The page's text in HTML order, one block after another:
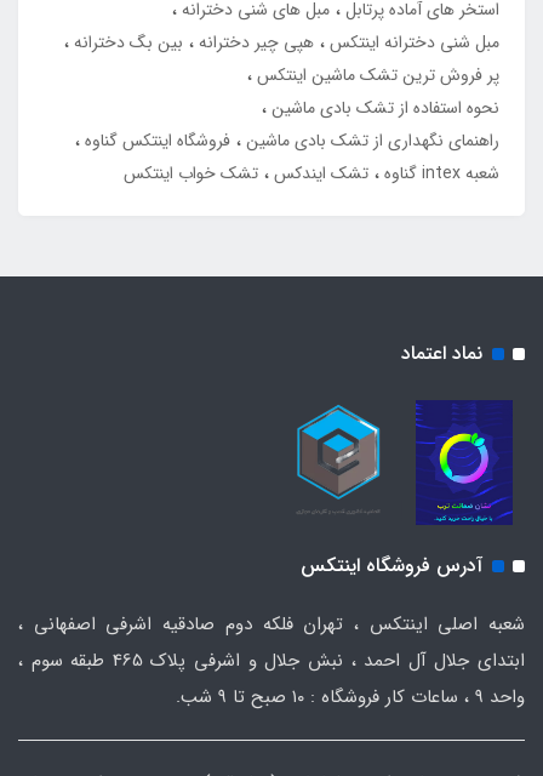
استخر های آماده پرتابل مبل های شنی دخترانه
مبل شنی دخترانه اینتکس هپی چیر دخترانه
بین بگ دخترانه
پر فروش ترین تشک ماشین اینتکس
نحوه استفاده از تشک بادی ماشین
راهنمای نگهداری از تشک بادی ماشین فروشگاه اینتکس گناوه
شعبه intex گناوه
تشک ایندکس تشک خواب اینتکس
نماد اعتماد
آدرس فروشگاه اینتکس
شعبه اصلی اینتکس ، تهران فلکه دوم صادقیه اشرفی اصفهانی ،
ابتدای جلال آل احمد ، نبش جلال و اشرفی پلاک 465 طبقه سوم ،
واحد ۹ ، ساعات کار فروشگاه : ۱۰ صبح تا ۹ شب.